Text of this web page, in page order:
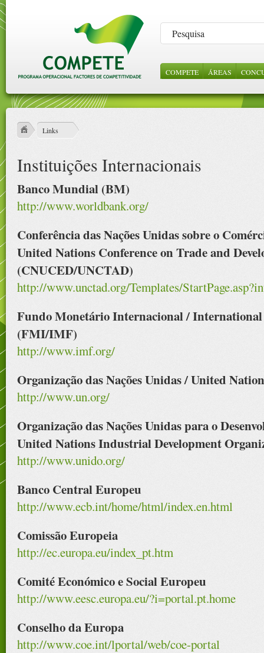
COMPETE
CONTRATOS
ÁREAS
EMPRESAS
PROJECTOS
Links
Instituições Internacionais
Banco Mundial (BM)
http://www.worldbank.org/
Conferência das Nações Unidas sobre o
United Nations Conference on Trade and
(CNUCED/UNCTAD)
http://www.unctad.org/Templates/
Fundo Monetário Internacional /
(FMI/IMF)
http://www.imf.org/
Organização das Nações Unidas / United
http://www.un.org/
Organização das Nações Unidas para o
United Nations Industrial Development
http://www.unido.org/
Banco Central Europeu
http://www.ecb.int/home/html/index.en.html
Comissão Europeia
http://ec.europa.eu/index_pt.htm
Comité Económico e Social Europeu
http://www.eesc.europa.eu/?i=portal.pt.home
Conselho da Europa
http://www.coe.int/lportal/web/coe-portal